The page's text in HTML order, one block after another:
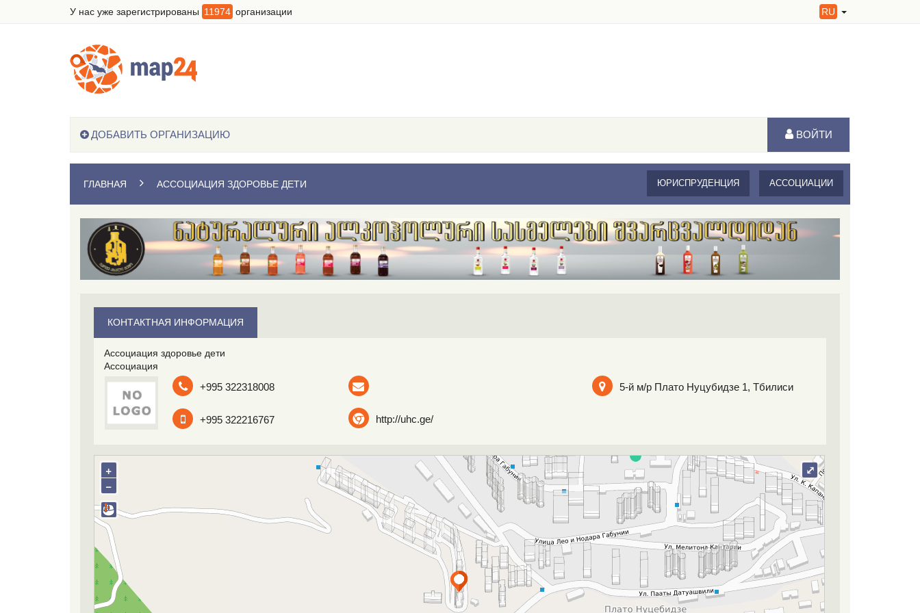
У нас уже зарегистрированы 11974 организации RU
ДОБАВИТЬ ОРГАНИЗАЦИЮ ВОЙТИ
ГЛАВНАЯ АССОЦИАЦИЯ ЗДОРОВЬЕ ДЕТИ ЮРИСПРУДЕНЦИЯ АССОЦИАЦИИ
КОНТАКТНАЯ ИНФОРМАЦИЯ
Ассоциация здоровье дети
Ассоциация
+995 322318008
+995 322216767 http://uhc.ge/
5-й м/р Плато Hуцубидзе 1, Тбилиси
+
−
⤢